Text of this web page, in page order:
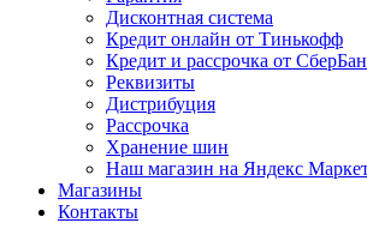
Дисконтная система
Кредит онлайн от Тинькофф
Кредит и рассрочка от
Реквизиты
Дистрибуция
Рассрочка
Хранение шин
Наш магазин на Яндекс
Магазины
Контакты